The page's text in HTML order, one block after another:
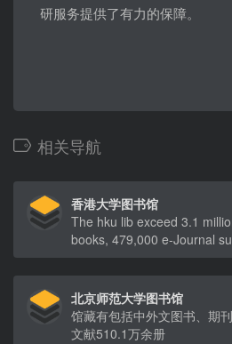
研服务提供了有力的保障。
相关导航
香港大学图书馆
The hku lib exceed 3.1
books, 479,000 e-Journal
938 e-Databases
北京师范大学图书馆
馆藏有包括中外文图书、期
文献510.1万余册